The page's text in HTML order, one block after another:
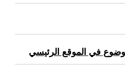
في الموقع الرئيسي